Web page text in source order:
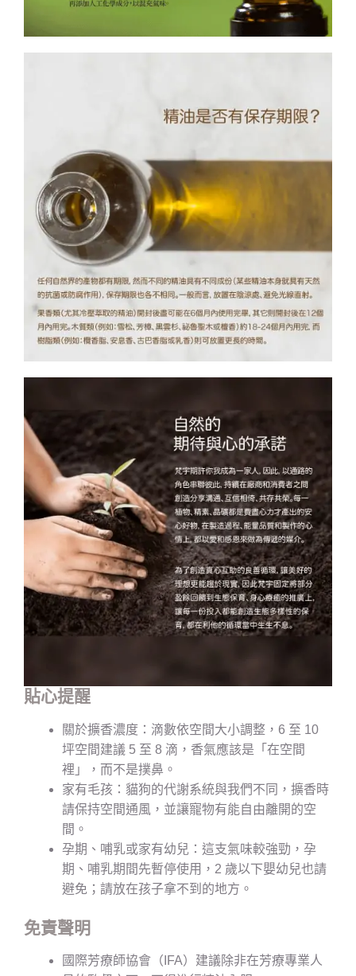
貼心提醒
關於擴香濃度：滴數依空間大小調整，6 至 10
坪空間建議 5 至 8 滴，香氣應該是「在空間
裡」，而不是撲鼻。
家有毛孩：貓狗的代謝系統與我們不同，擴香時
請保持空間通風，並讓寵物有能自由離開的空
間。
孕期、哺乳或家有幼兒：這支氣味較強勁，孕
期、哺乳期間先暫停使用，2 歲以下嬰幼兒也請
避免；請放在孩子拿不到的地方。
免責聲明
國際芳療師協會（IFA）建議除非在芳療專業人